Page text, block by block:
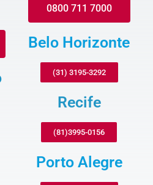
0800 711 7000
Belo Horizonte
(31) 3195-3292
Recife
(81)3995-0156
Porto Alegre